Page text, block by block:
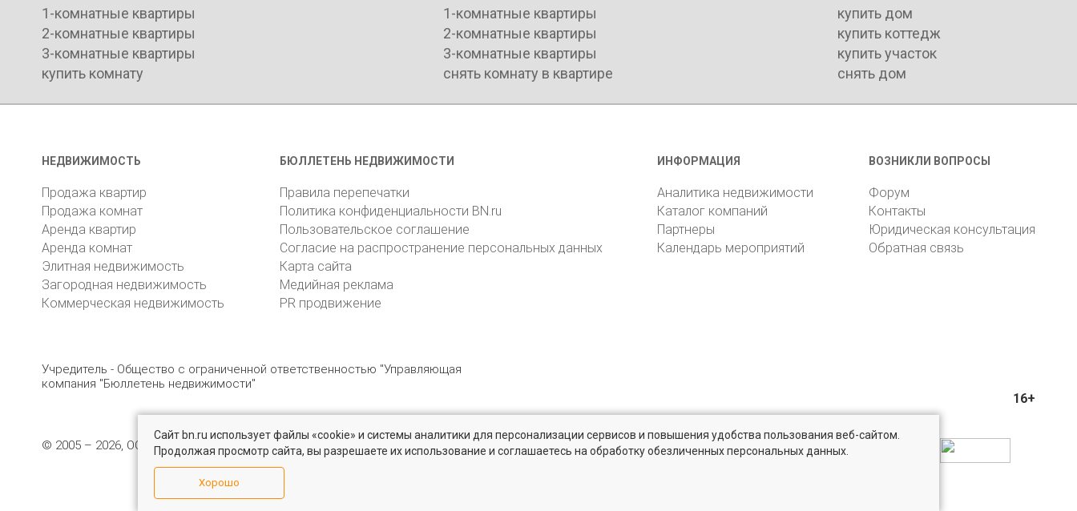
1-комнатные квартиры
2-комнатные квартиры
3-комнатные квартиры
купить комнату
1-комнатные квартиры
2-комнатные квартиры
3-комнатные квартиры
снять комнату в квартире
купить дом
купить коттедж
купить участок
снять дом
НЕДВИЖИМОСТЬ
Продажа квартир
Продажа комнат
Аренда квартир
Аренда комнат
Элитная недвижимость
Загородная недвижимость
Коммерческая недвижимость
БЮЛЛЕТЕНЬ НЕДВИЖИМОСТИ
Правила перепечатки
Политика конфиденциальности BN.ru
Пользовательское соглашение
Согласие на распространение персональных данных
Карта сайта
Медийная реклама
PR продвижение
ИНФОРМАЦИЯ
Аналитика недвижимости
Каталог компаний
Партнеры
Календарь мероприятий
ВОЗНИКЛИ ВОПРОСЫ
Форум
Контакты
Юридическая консультация
Обратная связь
Учредитель - Общество с ограниченной ответственностью "Управляющая
компания "Бюллетень недвижимости"
16+
© 2005 – 2026, ООО «УК «БН» 8 (812) 331-93-56 196105, Санкт-Петербург, пр. Юрия Гагарина, 1 reklama@bn.ru
Сайт bn.ru использует файлы «cookie» и системы аналитики для персонализации сервисов и повышения удобства пользования веб-сайтом.
Продолжая просмотр сайта, вы разрешаете их использование и соглашаетесь на обработку обезличенных персональных данных.
Хорошо